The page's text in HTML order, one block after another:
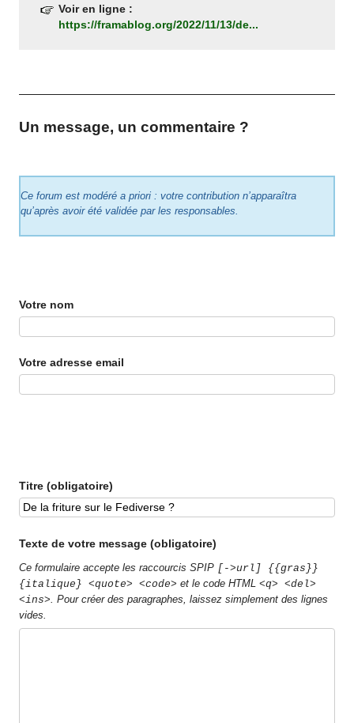
Voir en ligne :
https://framablog.org/2022/11/13/de...
Un message, un commentaire ?
Ce forum est modéré a priori : votre contribution n’apparaîtra
qu’après avoir été validée par les responsables.
Votre nom
Votre adresse email
Titre (obligatoire)
Texte de votre message (obligatoire)
Ce formulaire accepte les raccourcis SPIP [->url] {{gras}}
{italique} <quote> <code> et le code HTML<q> <del>
<ins>. Pour créer des paragraphes, laissez simplement des lignes
vides.